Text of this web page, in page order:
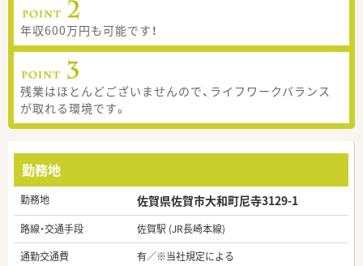
年収600万円も可能です！
残業はほとんどございませんので、ライフワークバランス
が取れる環境です。
勤務地
勤務地 佐賀県佐賀市大和町尼寺3129-1
路線・交通手段
佐賀駅 (JR長崎本線)
通勤交通費
有／※当社規定による